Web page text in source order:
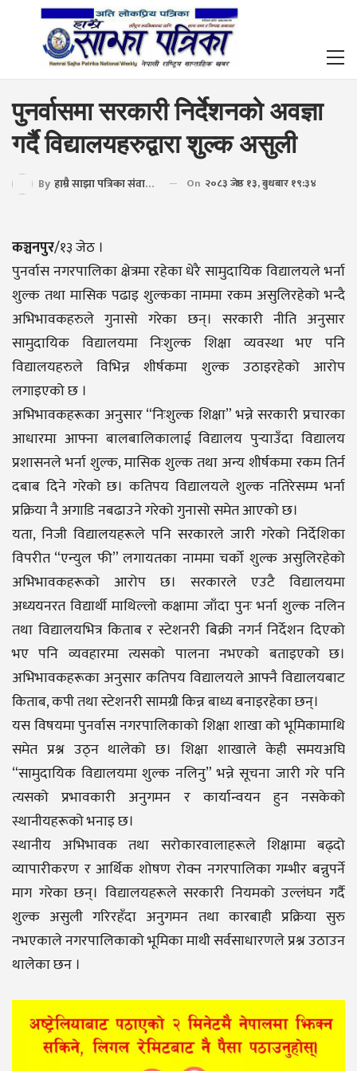
पुनर्वासमा सरकारी निर्देशनको अवज्ञा
गर्दै विद्यालयहरुद्वारा शुल्क असुली
By हाम्रै साझा पत्रिका संवाददाता On २०८३ जेष्ठ १३, बुधबार १९:३४
कञ्चनपुर/१३ जेठ ।
पुनर्वास नगरपालिका क्षेत्रमा रहेका धेरै सामुदायिक विद्यालयले भर्ना
शुल्क तथा मासिक पढाइ शुल्कका नाममा रकम असुलिरहेको भन्दै
अभिभावकहरुले गुनासो गरेका छन्। सरकारी नीति अनुसार
सामुदायिक विद्यालयमा निःशुल्क शिक्षा व्यवस्था भए पनि
विद्यालयहरुले विभिन्न शीर्षकमा शुल्क उठाइरहेको आरोप
लगाइएको छ ।
अभिभावकहरूका अनुसार “निःशुल्क शिक्षा” भन्ने सरकारी प्रचारका
आधारमा आफ्ना बालबालिकालाई विद्यालय पुर्‍याउँदा विद्यालय
प्रशासनले भर्ना शुल्क, मासिक शुल्क तथा अन्य शीर्षकमा रकम तिर्न
दबाब दिने गरेको छ। कतिपय विद्यालयले शुल्क नतिरेसम्म भर्ना
प्रक्रिया नै अगाडि नबढाउने गरेको गुनासो समेत आएको छ।
यता, निजी विद्यालयहरूले पनि सरकारले जारी गरेको निर्देशिका
विपरीत “एन्युल फी” लगायतका नाममा चर्को शुल्क असुलिरहेको
अभिभावकहरूको आरोप छ। सरकारले एउटै विद्यालयमा
अध्ययनरत विद्यार्थी माथिल्लो कक्षामा जाँदा पुनः भर्ना शुल्क नलिन
तथा विद्यालयभित्र किताब र स्टेशनरी बिक्री नगर्न निर्देशन दिएको
भए पनि व्यवहारमा त्यसको पालना नभएको बताइएको छ।
अभिभावकहरूका अनुसार कतिपय विद्यालयले आफ्नै विद्यालयबाट
किताब, कपी तथा स्टेशनरी सामग्री किन्न बाध्य बनाइरहेका छन्।
यस विषयमा पुनर्वास नगरपालिकाको शिक्षा शाखा को भूमिकामाथि
समेत प्रश्न उठ्न थालेको छ। शिक्षा शाखाले केही समयअघि
“सामुदायिक विद्यालयमा शुल्क नलिनु” भन्ने सूचना जारी गरे पनि
त्यसको प्रभावकारी अनुगमन र कार्यान्वयन हुन नसकेको
स्थानीयहरूको भनाइ छ।
स्थानीय अभिभावक तथा सरोकारवालाहरूले शिक्षामा बढ्दो
व्यापारीकरण र आर्थिक शोषण रोक्न नगरपालिका गम्भीर बन्नुपर्ने
माग गरेका छन्। विद्यालयहरूले सरकारी नियमको उल्लंघन गर्दै
शुल्क असुली गरिरहँदा अनुगमन तथा कारबाही प्रक्रिया सुरु
नभएकाले नगरपालिकाको भूमिका माथी सर्वसाधारणले प्रश्न उठाउन
थालेका छन ।